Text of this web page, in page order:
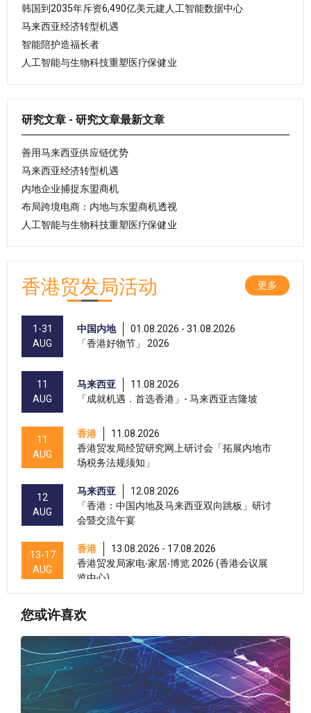
韩国到2035年斥资6,490亿美元建人工智能数据中心
马来西亚经济转型机遇
智能陪护造福长者
人工智能与生物科技重塑医疗保健业
研究文章 - 研究文章最新文章
善用马来西亚供应链优势
马来西亚经济转型机遇
内地企业捕捉东盟商机
布局跨境电商：内地与东盟商机透视
人工智能与生物科技重塑医疗保健业
香港贸发局活动 更多
1-31
AUG
中国内地
01.08.2026 - 31.08.2026
「香港好物节」 2026
11
AUG
马来西亚
11.08.2026
「成就机遇．首选香港」- 马来西亚吉隆坡
11
AUG
香港
11.08.2026
香港贸发局经贸研究网上研讨会「拓展内地市
场税务法规须知」
12
AUG
马来西亚
12.08.2026
「香港：中国内地及马来西亚双向跳板」研讨
会暨交流午宴
13-17
AUG
香港
13.08.2026 - 17.08.2026
香港贸发局家电‧家居‧博览 2026 (香港会议展
览中心)
13-17
香港
香港贸发局美与健生活博览 2026 (香港会议展
览中心)
13-15
AUG
13.08.2026 - 15.08.2026
国际现代化中医药及健康产品会议 2026 (香港
会议展览中心)
您或许喜欢